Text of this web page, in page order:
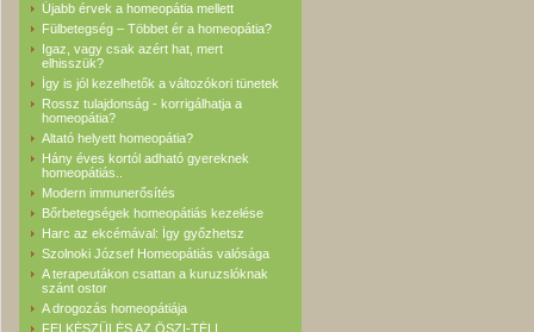
Újabb érvek a homeopátia mellett
Fülbetegség – Többet ér a homeopátia?
Igaz, vagy csak azért hat, mert
elhisszük?
Így is jól kezelhetők a változókori tünetek
Rossz tulajdonság - korrigálhatja a
homeopátia?
Altató helyett homeopátia?
Hány éves kortól adható gyereknek
homeopátiás..
Modern immunerősítés
Bőrbetegségek homeopátiás kezelése
Harc az ekcémával: Így győzhetsz
Szolnoki József Homeopátiás valósága
A terapeutákon csattan a kuruzslóknak
szánt ostor
A drogozás homeopátiája
FELKÉSZÜLÉS AZ ŐSZI-TÉLI